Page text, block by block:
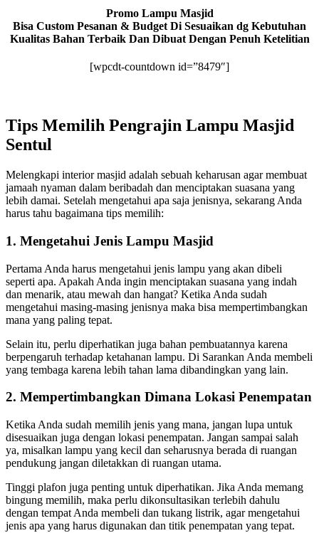
Promo Lampu Masjid
Bisa Custom Pesanan & Budget Di Sesuaikan dg Kebutuhan
Kualitas Bahan Terbaik Dan Dibuat Dengan Penuh Ketelitian
[wpcdt-countdown id=”8479″]
Tips Memilih Pengrajin Lampu Masjid
Sentul
Melengkapi interior masjid adalah sebuah keharusan agar membuat
jamaah nyaman dalam beribadah dan menciptakan suasana yang
lebih damai. Setelah mengetahui apa saja jenisnya, sekarang Anda
harus tahu bagaimana tips memilih:
1. Mengetahui Jenis Lampu Masjid
Pertama Anda harus mengetahui jenis lampu yang akan dibeli
seperti apa. Apakah Anda ingin menciptakan suasana yang indah
dan menarik, atau mewah dan hangat? Ketika Anda sudah
mengetahui masing-masing jenisnya maka bisa mempertimbangkan
mana yang paling tepat.
Selain itu, perlu diperhatikan juga bahan pembuatannya karena
berpengaruh terhadap ketahanan lampu. Di Sarankan Anda membeli
yang tembaga karena lebih tahan lama dibandingkan yang lain.
2. Mempertimbangkan Dimana Lokasi Penempatan
Ketika Anda sudah memilih jenis yang mana, jangan lupa untuk
disesuaikan juga dengan lokasi penempatan. Jangan sampai salah
ya, misalkan lampu yang kecil dan seharusnya berada di ruangan
pendukung jangan diletakkan di ruangan utama.
Tinggi plafon juga penting untuk diperhatikan. Jika Anda memang
bingung memilih, maka perlu dikonsultasikan terlebih dahulu
dengan tempat Anda membeli dan tukang listrik, agar mengetahui
jenis apa yang harus digunakan dan titik penempatan yang tepat.